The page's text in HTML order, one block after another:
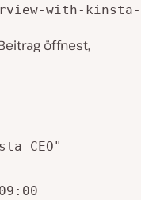
with-kinsta-
öffnest,
CEO"